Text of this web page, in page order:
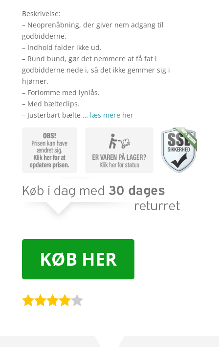
Beskrivelse:
– Neoprenåbning, der giver nem adgang til
godbidderne.
– Indhold falder ikke ud.
– Rund bund, gør det nemmere at få fat i
godbidderne nede i, så det ikke gemmer sig i
hjørner.
– Forlomme med lynlås.
– Med bælteclips.
– Justerbart bælte … læs mere her
KØB HER